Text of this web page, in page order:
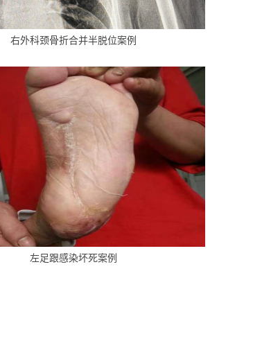
右外科颈骨折合并半脱位案例
左足跟感染坏死案例